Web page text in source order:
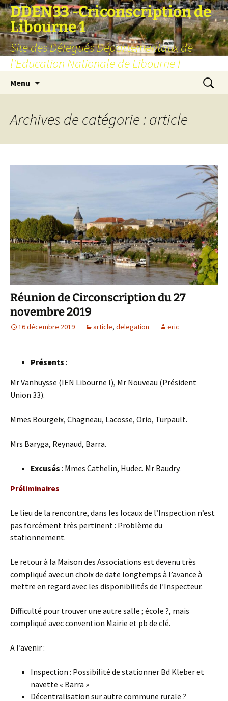
Aller
au
contenu
DDEN33 -Criconscription de
Libourne 1
Site des Délégués Départementaux de
l'Education Nationale de Libourne I
Menu
Archives de catégorie : article
Réunion de Circonscription du 27
novembre 2019
16 décembre 2019 article, delegation eric
Présents :
Mr Vanhuysse (IEN Libourne I), Mr Nouveau (Président
Union 33).
Mmes Bourgeix, Chagneau, Lacosse, Orio, Turpault.
Mrs Baryga, Reynaud, Barra.
Excusés : Mmes Cathelin, Hudec. Mr Baudry.
Préliminaires
Le lieu de la rencontre, dans les locaux de l’Inspection n’est
pas forcément très pertinent : Problème du
stationnement.
Le retour à la Maison des Associations est devenu très
compliqué avec un choix de date longtemps à l’avance à
mettre en regard avec les disponibilités de l’Inspecteur.
Difficulté pour trouver une autre salle ; école ?, mais
compliqué avec convention Mairie et pb de clé.
A l’avenir :
Inspection : Possibilité de stationner Bd Kleber et
navette « Barra »
Décentralisation sur autre commune rurale ?